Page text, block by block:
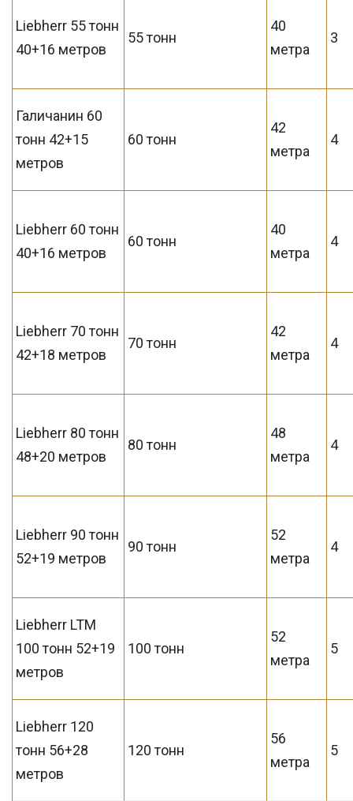
Liebherr 55 тонн
40+16 метров
55 тонн
40
метра
3
Галичанин 60
тонн 42+15
метров
60 тонн
42
метра
4
Liebherr 60 тонн
40+16 метров
60 тонн
40
метра
4
Liebherr 70 тонн
42+18 метров
70 тонн
42
метра
4
Liebherr 80 тонн
48+20 метров
80 тонн
48
метра
4
Liebherr 90 тонн
52+19 метров
90 тонн
52
метра
4
Liebherr LTM
100 тонн 52+19
метров
100 тонн
52
метра
5
Liebherr 120
тонн 56+28
метров
120 тонн
56
метра
5